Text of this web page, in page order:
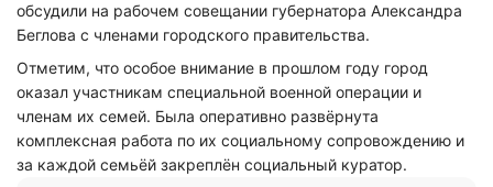
обсудили на рабочем совещании губернатора Александра
Беглова с членами городского правительства.
Отметим, что особое внимание в прошлом году город
оказал участникам специальной военной операции и
членам их семей. Была оперативно развёрнута
комплексная работа по их социальному сопровождению и
за каждой семьёй закреплён социальный куратор.